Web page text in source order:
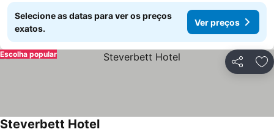
Selecione as datas para ver os preços
exatos.
Ver preços
Partilhar
Escolha popular
Steverbett Hotel